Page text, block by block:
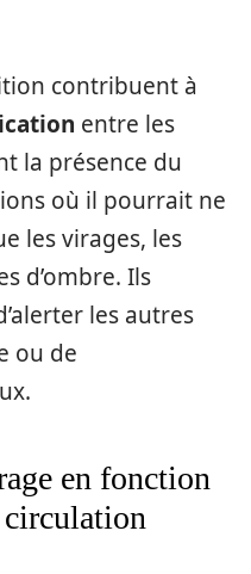
contribuent à
entre les
la présence du
où il pourrait ne
les virages, les
d’ombre. Ils
les autres
ou de
en fonction